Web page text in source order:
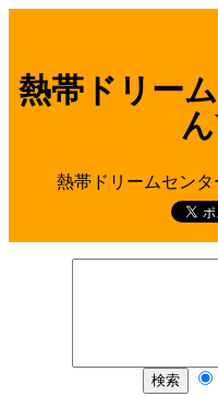
熱帯ドリー
熱帯ドリームセンタ